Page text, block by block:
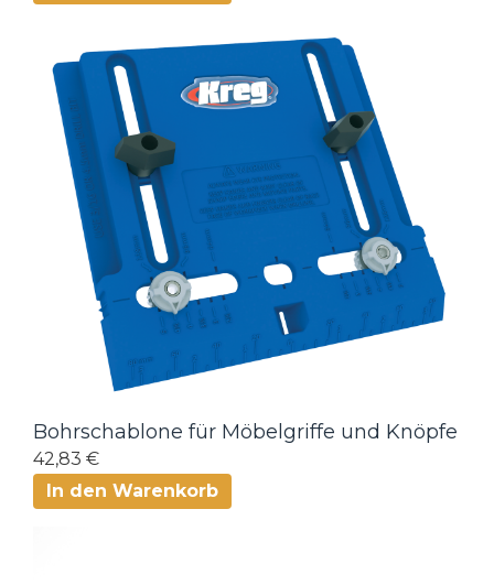
Bohrschablone für Möbelgriffe und Knöpfe
42,83 €
In den Warenkorb